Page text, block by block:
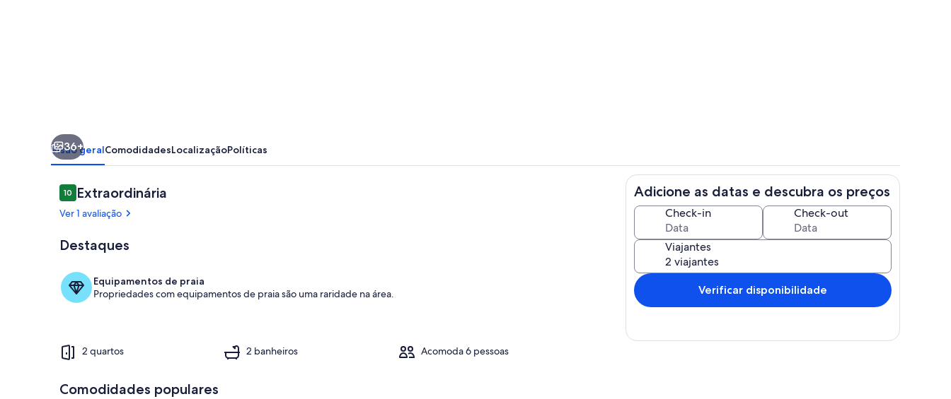
Beach
Living
com
todo
conforto
você!
Área da propriedade vista do condominio
36+
Visão geralComodidadesLocalizaçãoPolíticas
Avaliações
1010 de 10
Extraordinária
Ver 1 avaliação
Destaques
Equipamentos de praia
Propriedades com equipamentos de praia são uma raridade na área.
2 quartos 2 banheiros Acomoda 6 pessoas
Comodidades populares
Adicione as datas e descubra os preços
Check-in Check-out
Viajantes
Verificar disponibilidade